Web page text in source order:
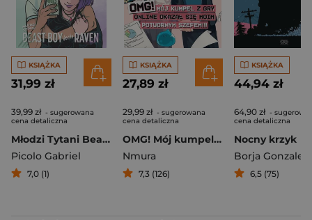
KSIĄŻKA
31,99 zł
39,99 zł - sugerowana
cena detaliczna
Młodzi Tytani Beast Boy kocha Raven
Picolo Gabriel
7,0 (1)
KSIĄŻKA
27,89 zł
29,99 zł - sugerowana
cena detaliczna
OMG! Mój kumpel z gry online okazał się moim potwornym szefem!!!
Nmura
7,3 (126)
KSIĄŻKA
44,94 zł
64,90 zł -
cena detaliczna
Nocny krzyk
Borja Gonzalez
6,5 (75)